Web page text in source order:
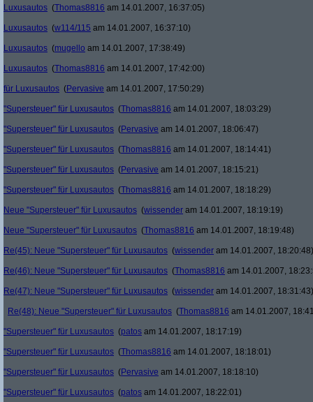
Luxusautos (Thomas8816 am 14.01.2007, 16:37:05)
Luxusautos (w114/115 am 14.01.2007, 16:37:10)
Luxusautos (mugello am 14.01.2007, 17:38:49)
Luxusautos (Thomas8816 am 14.01.2007, 17:42:00)
für Luxusautos (Pervasive am 14.01.2007, 17:50:29)
"Supersteuer" für Luxusautos (Thomas8816 am 14.01.2007, 18:03:29)
"Supersteuer" für Luxusautos (Pervasive am 14.01.2007, 18:06:47)
"Supersteuer" für Luxusautos (Thomas8816 am 14.01.2007, 18:14:41)
"Supersteuer" für Luxusautos (Pervasive am 14.01.2007, 18:15:21)
"Supersteuer" für Luxusautos (Thomas8816 am 14.01.2007, 18:18:29)
Neue "Supersteuer" für Luxusautos (wissender am 14.01.2007, 18:19:19)
Neue "Supersteuer" für Luxusautos (Thomas8816 am 14.01.2007, 18:19:48)
Re(45): Neue "Supersteuer" für Luxusautos (wissender am 14.01.2007, 18:20:48)
Re(46): Neue "Supersteuer" für Luxusautos (Thomas8816 am 14.01.2007,
Re(47): Neue "Supersteuer" für Luxusautos (wissender am 14.01.2007, 18:31:43)
Re(48): Neue "Supersteuer" für Luxusautos (Thomas8816 am 14.01.2007,
"Supersteuer" für Luxusautos (patos am 14.01.2007, 18:17:19)
"Supersteuer" für Luxusautos (Thomas8816 am 14.01.2007, 18:18:01)
"Supersteuer" für Luxusautos (Pervasive am 14.01.2007, 18:18:10)
"Supersteuer" für Luxusautos (patos am 14.01.2007, 18:22:01)